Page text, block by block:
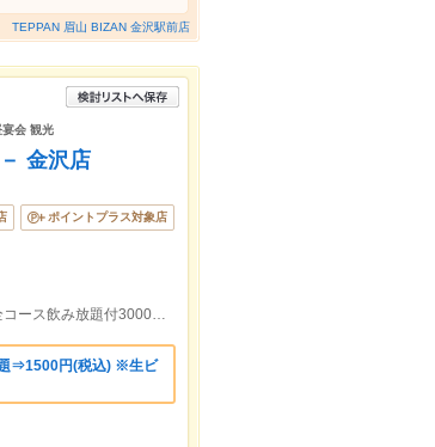
TEPPAN 眉山 BIZAN 金沢駅前店
会 観光
金沢店
ポイントプラス対象店
2名様～最大100名様迄！完全個室有！金沢駅徒歩1分！全コース飲み放題付3000円～新鮮なのどくろや金沢グルメが楽しめる
題⇒1500円(税込) ※生ビ